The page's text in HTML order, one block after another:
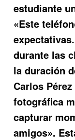
estudiante
«Este
durante las
la duración
Carlos
fotográfica
capturar
amigos».